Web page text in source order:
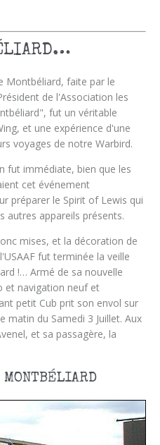
Montbéliard, faite par le
de l'Association les
fut un véritable
et une expérience d'une
voyages de notre Warbird.
fut immédiate, bien que les
cet événement
préparer le Spirit of Lewis qui
autres appareils présents.
mises, et la décoration de
fut terminée la veille
!… Armé de sa nouvelle
et navigation neuf et
petit Cub prit son envol sur
matin du Samedi 3 Juillet. Aux
et sa passagère, la